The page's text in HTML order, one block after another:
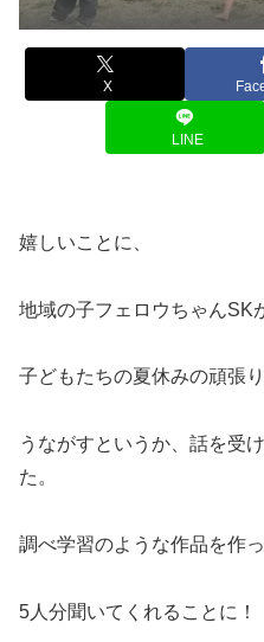
X
LINE
嬉しいことに、
地域の子フェロウちゃんSK
子どもたちの夏休みの頑張
うながすというか、話を受
た。
調べ学習のような作品を作
5人分聞いてくれることに！